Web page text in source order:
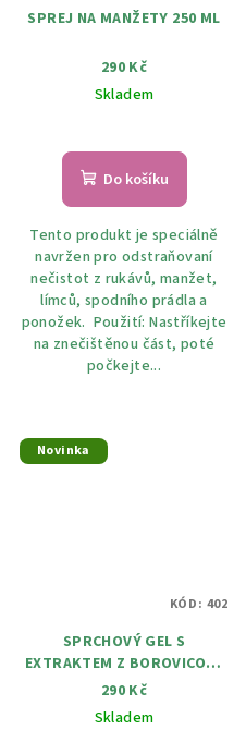
SPREJ NA MANŽETY 250 ML
290 Kč
Skladem
Do košíku
Tento produkt je speciálně
navržen pro odstraňovaní
nečistot z rukávů, manžet,
límců, spodního prádla a
ponožek. Použití: Nastříkejte
na znečištěnou část, poté
počkejte...
Novinka
SPRCHOVÝ GEL S
EXTRAKTEM Z BOROVICOVÉ
KŮRY 500 ML Skladem
290 Kč
Skladem
KÓD: 402